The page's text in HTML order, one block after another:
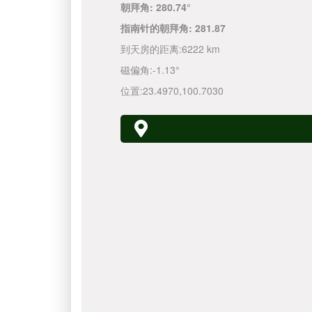
朝拜角: 280.74°
指南针的朝拜角: 281.87
到天房的距离:6222 km
磁偏角:-1.13°
位置:23.4970,100.7030